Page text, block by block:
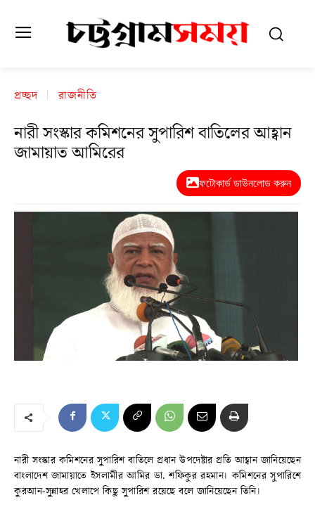
প্রচ্ছদ রাজনীতি
নারী সংস্কার কমিশনের সুপারিশ বাতিলের আহ্বান
জামায়াত আমিরের
ফটোকার্ড ডাউনলোড করুন
নারী সংস্কার কমিশনের সুপারিশ বাতিলে প্রধান উপদেষ্টার প্রতি আহ্বান জানিয়েছেন
বাংলাদেশ জামায়াতে ইসলামীর আমির ডা. শফিকুর রহমান। কমিশনের সুপারিশে
কুরআন-সুন্নাহর খেলাপে কিছু সুপারিশ রয়েছে বলে জানিয়েছেন তিনি।